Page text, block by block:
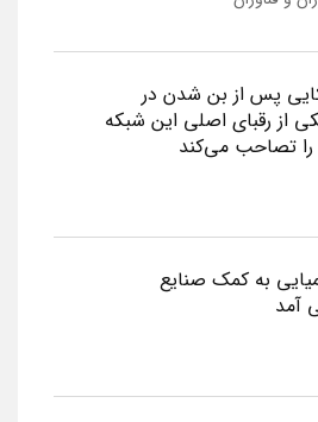
پس از بن شدن در
از رقبای اصلی این شبکه
را تصاحب می‌کند
به کمک صنایع
آمد